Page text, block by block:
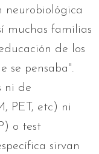
neurobiológica
muchas familias
de los
se pensaba".
ni de
PET, etc) ni
o test
sirvan